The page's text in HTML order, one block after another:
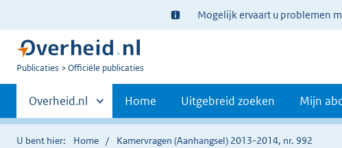
Ter
informatie:
Mogelijk ervaart u problemen
U
Publicaties Officiële publicaties
Primaire
navigatie
Andere
sites
binnen
Overheid.nl Home Uitgebreid zoeken Mijn
U bent hier: Home Kamervragen (Aanhangsel) 2013-2014, nr. 992